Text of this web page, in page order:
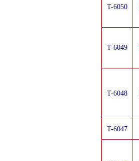
T-6050
T-6049
T-6048
T-6047